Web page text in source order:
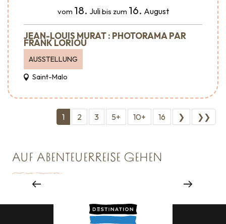
vom 18. Julibis zum 16. August
JEAN-LOUIS MURAT : PHOTORAMA PAR
FRANK LORIOU
AUSSTELLUNG
Saint-Malo
1 2 3 5+ 10+ 16 ❯ ❯❯
AUF ABENTEUERREISE GEHEN